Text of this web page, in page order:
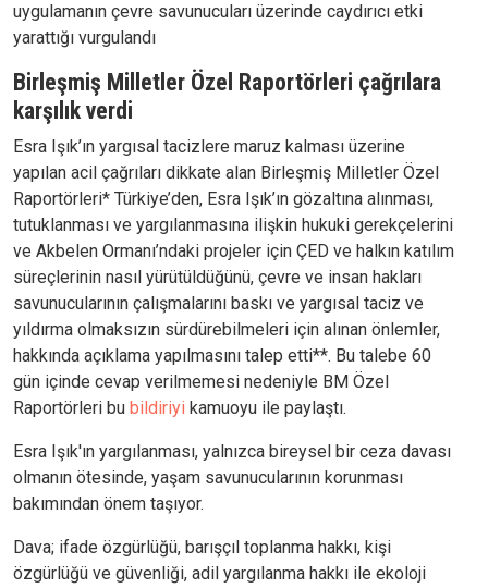
uygulamanın çevre savunucuları üzerinde caydırıcı etki
yarattığı vurgulandı
Birleşmiş Milletler Özel Raportörleri çağrılara
karşılık verdi
Esra Işık’ın yargısal tacizlere maruz kalması üzerine
yapılan acil çağrıları dikkate alan Birleşmiş Milletler Özel
Raportörleri* Türkiye’den, Esra Işık’ın gözaltına alınması,
tutuklanması ve yargılanmasına ilişkin hukuki gerekçelerini
ve Akbelen Ormanı’ndaki projeler için ÇED ve halkın katılım
süreçlerinin nasıl yürütüldüğünü, çevre ve insan hakları
savunucularının çalışmalarını baskı ve yargısal taciz ve
yıldırma olmaksızın sürdürebilmeleri için alınan önlemler,
hakkında açıklama yapılmasını talep etti**. Bu talebe 60
gün içinde cevap verilmemesi nedeniyle BM Özel
Raportörleri bu bildiriyi kamuoyu ile paylaştı.
Esra Işık'ın yargılanması, yalnızca bireysel bir ceza davası
olmanın ötesinde, yaşam savunucularının korunması
bakımından önem taşıyor.
Dava; ifade özgürlüğü, barışçıl toplanma hakkı, kişi
özgürlüğü ve güvenliği, adil yargılanma hakkı ile ekoloji